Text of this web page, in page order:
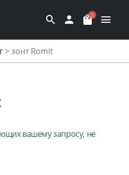
0
>зонт Romit
вашему запросу, не